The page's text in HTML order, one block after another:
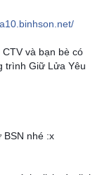
và bạn bè có
trình Giữ Lửa Yêu
BSN nhé :x